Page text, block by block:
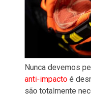
Nunca devemos
anti-impacto é
são totalmente